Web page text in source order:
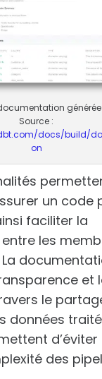
Source :
docs/build/
on
un code
faciliter la
les
La
et
le
données
d’éviter
des